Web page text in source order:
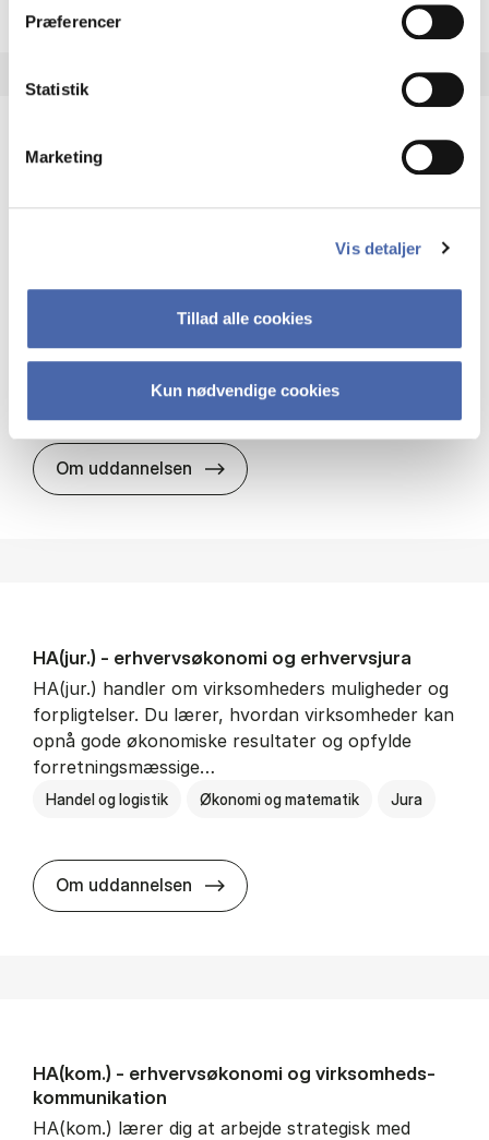
Præferencer
Statistik
Marketing
Vis detaljer
Tillad alle cookies
Kun nødvendige cookies
HA(it.) - erhvervs­økonomi og informations­
virksomheders muligheder og udfordringer inden
Organisation og ledelse
Om uddannelsen HA(it.) - erhvervs­økonomi og
HA(jur.) - erhvervs­økonomi og erhvervs­jura
HA(jur.) handler om virksomheders muligheder og
forpligtelser. Du lærer, hvordan virksomheder kan
opnå gode økonomiske resultater og opfylde
forretningsmæssige…
Handel og logistik Økonomi og matematik Jura
Om uddannelsen HA(jur.) - erhvervs­økonomi og
HA(kom.) - erhvervs­økonomi og virksomheds­
kommunikation
HA(kom.) lærer dig at arbejde strategisk med